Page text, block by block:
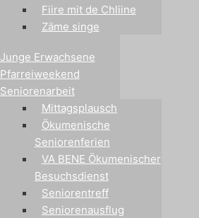
Fiire mit de Chliine
Zäme singe
Junge Erwachsene
Pfarreiweekend
Seniorenarbeit
Mittagsplausch
Ökumenische
Seniorenferien
VA BENE Ökumenischer
Besuchsdienst
Seniorentreff
Seniorenausflug